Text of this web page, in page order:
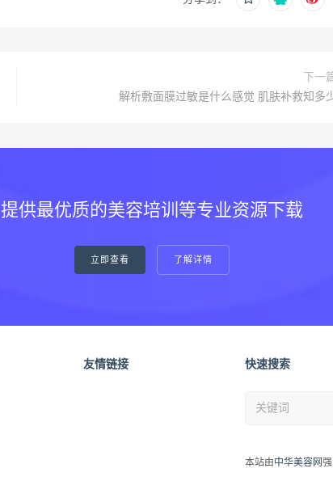
下一
解析敷面膜过敏是什么感觉 肌肤补救知多
提供最优质的美容培训等专业资源下载
立即查看 了解详情
友情链接 快速搜索
本站由中华美容网